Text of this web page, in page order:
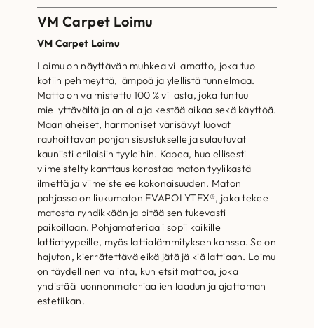
VM Carpet Loimu
VM Carpet Loimu
Loimu on näyttävän muhkea villamatto, joka tuo
kotiin pehmeyttä, lämpöä ja ylellistä tunnelmaa.
Matto on valmistettu 100 % villasta, joka tuntuu
miellyttävältä jalan alla ja kestää aikaa sekä käyttöä.
Maanläheiset, harmoniset värisävyt luovat
rauhoittavan pohjan sisustukselle ja sulautuvat
kauniisti erilaisiin tyyleihin. Kapea, huolellisesti
viimeistelty kanttaus korostaa maton tyylikästä
ilmettä ja viimeistelee kokonaisuuden. Maton
pohjassa on liukumaton EVAPOLYTEX®, joka tekee
matosta ryhdikkään ja pitää sen tukevasti
paikoillaan. Pohjamateriaali sopii kaikille
lattiatyypeille, myös lattialämmityksen kanssa. Se on
hajuton, kierrätettävä eikä jätä jälkiä lattiaan. Loimu
on täydellinen valinta, kun etsit mattoa, joka
yhdistää luonnonmateriaalien laadun ja ajattoman
estetiikan.